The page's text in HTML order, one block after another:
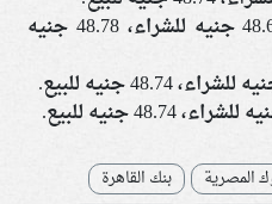
مصرف أبوظبي الإسلامي: 48.68 جنيه للشراء، 48.78 جنيه
المصرية
بنك القاهرة